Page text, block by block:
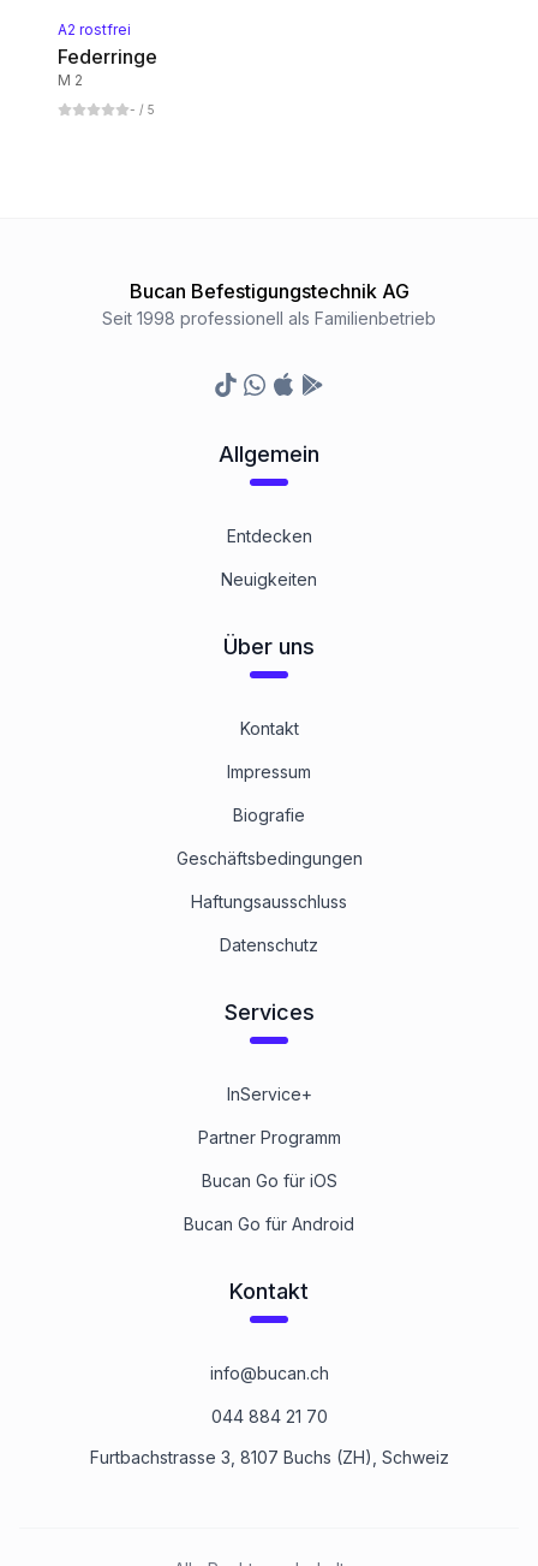
A2 rostfrei
Federringe
M 2
- / 5
Bucan Befestigungstechnik AG
Seit 1998 professionell als Familienbetrieb
TikTokWhatsapp
Appstore
Google Play Store
Allgemein
Entdecken
Neuigkeiten
Über uns
Kontakt
Impressum
Biografie
Geschäftsbedingungen
Haftungsausschluss
Datenschutz
Services
InService+
Partner Programm
Bucan Go für iOS
Bucan Go für Android
Kontakt
info@bucan.ch
044 884 21 70
Furtbachstrasse 3, 8107 Buchs (ZH), Schweiz